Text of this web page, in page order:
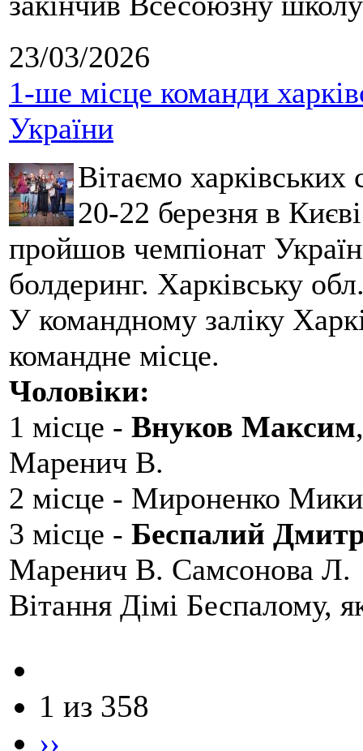
23/03/2026
1-ше місце команди
України
Вітаємо
20-22 березня в
пройшов чемпіонат
болдеринг. Харківську
У командному заліку
командне місце.
Чоловіки:
1 місце - Внуков Максим
Маренич В.
2 місце - Мироненко
3 місце - Беспалий
Маренич В. Самсонова Л.
Вітання Дімі Беспалому,
1 из 358
››